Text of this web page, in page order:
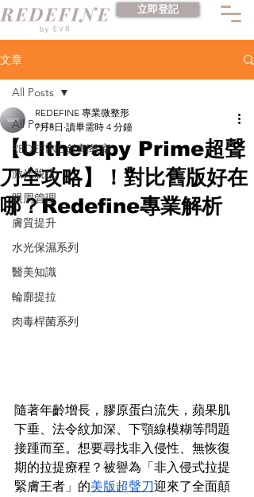
立即登記
文章
All Posts
REDEFINE 針劑教室
激光脫疣
眼周管理
膚質提升
水光保濕系列
醫美知識
輪廓提拉
肉毒桿菌系列
All Posts
【Ultherapy Prime超聲
刀全攻略】！對比舊版好在
哪？Redefine專業解析
REDEFINE 專業微整形
7月8日 讀畢需時 4 分鐘
隨著年齡增長，膠原蛋白流失，蘋果肌
下垂、法令紋加深、下顎線模糊等問題
接踵而至。想要尋找非入侵性、無恢復
期的拉提療程？被譽為「非入侵式拉提
緊膚王者」的美版超聲刀迎來了全面顛